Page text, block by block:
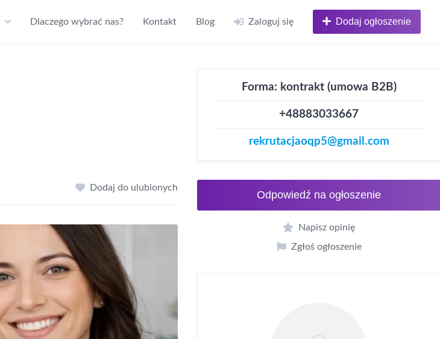
Dlaczego wybrać nas? Kontakt Blog Zaloguj się Dodaj ogłoszenie
Dodaj do ulubionych
Forma: kontrakt (umowa B2B)
+48883033667
rekrutacjaoqp5@gmail.com
Odpowiedź na ogłoszenie
Napisz opinię
Zgłoś ogłoszenie